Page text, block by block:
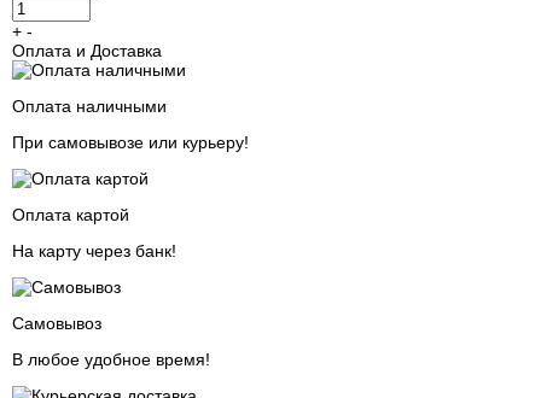
+ -
Оплата и Доставка
Оплата наличными
При самовывозе или курьеру!
Оплата картой
На карту через банк!
Самовывоз
В любое удобное время!